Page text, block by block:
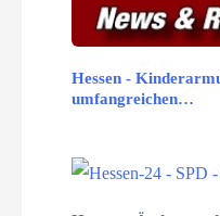
Hessen -
umfangreichen…